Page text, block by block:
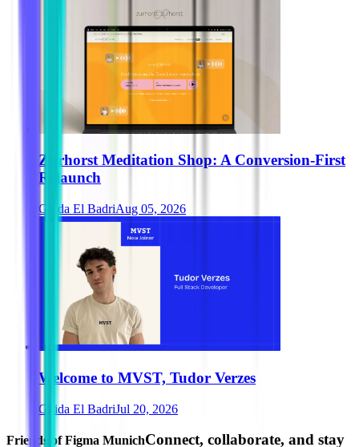
Zurhorst Meditation Shop: A Conversion-First
Relaunch
Ghida El BadriAug 05, 2026
Welcome to MVST, Tudor Verzes
Ghida El BadriJul 20, 2026
Friends of Figma MunichConnect, collaborate, and stay